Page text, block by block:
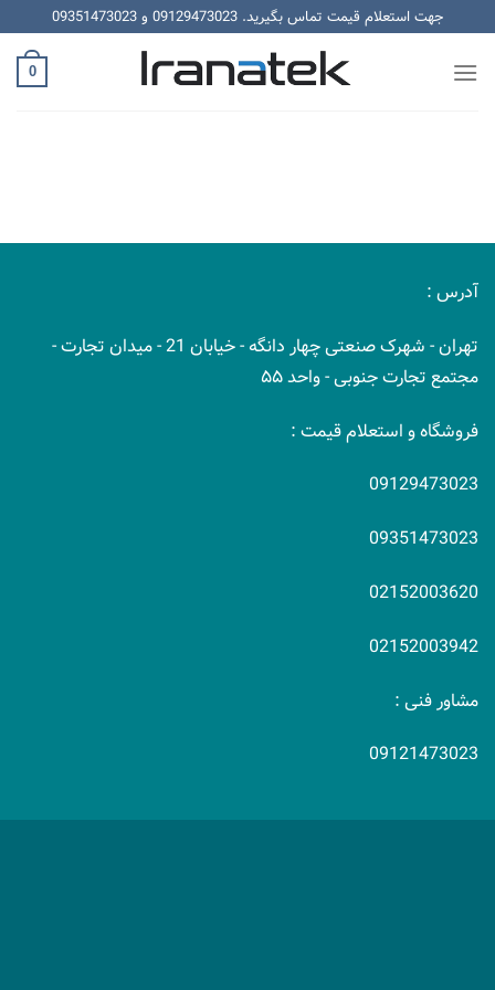
به
محتوا
جهت استعلام قیمت تماس بگیرید. 09129473023 و 09351473023
0
آدرس :
تهران - شهرک صنعتی چهار دانگه - خیابان 21 - میدان تجارت -
مجتمع تجارت جنوبی - واحد ۵۵
فروشگاه و استعلام قیمت :
09129473023
09351473023
02152003620
02152003942
مشاور فنی :
09121473023